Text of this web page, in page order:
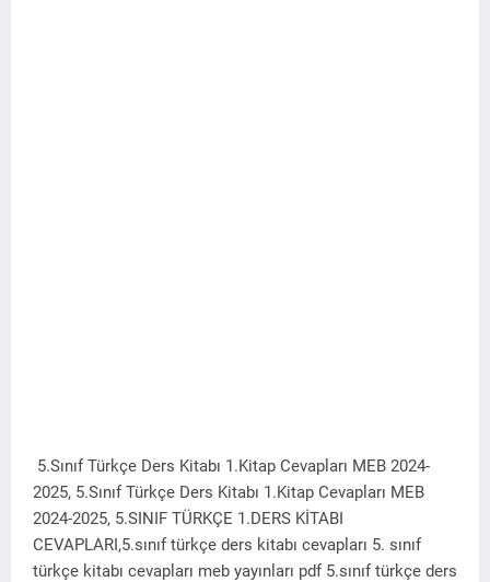
5.Sınıf Türkçe Ders Kitabı 1.Kitap Cevapları MEB 2024-
2025, 5.Sınıf Türkçe Ders Kitabı 1.Kitap Cevapları MEB
2024-2025, 5.SINIF TÜRKÇE 1.DERS KİTABI
CEVAPLARI,5.sınıf türkçe ders kitabı cevapları 5. sınıf
türkçe kitabı cevapları meb yayınları pdf 5.sınıf türkçe ders